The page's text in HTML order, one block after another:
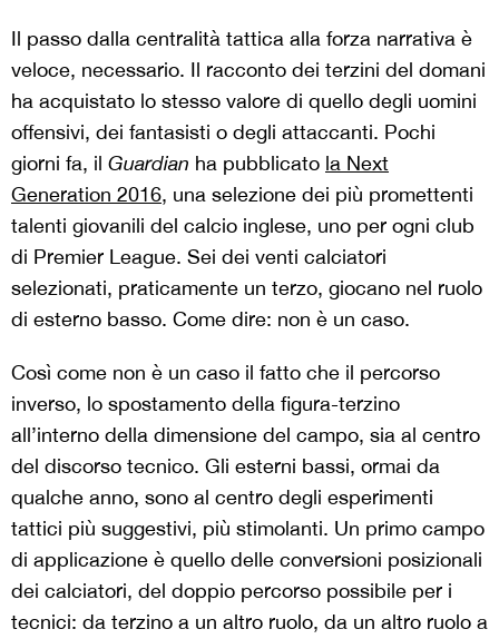
Il passo dalla centralità tattica alla forza narrativa è
veloce, necessario. Il racconto dei terzini del domani
ha acquistato lo stesso valore di quello degli uomini
offensivi, dei fantasisti o degli attaccanti. Pochi
giorni fa, il Guardian ha pubblicato la Next
Generation 2016, una selezione dei più promettenti
talenti giovanili del calcio inglese, uno per ogni club
di Premier League. Sei dei venti calciatori
selezionati, praticamente un terzo, giocano nel ruolo
di esterno basso. Come dire: non è un caso.
Così come non è un caso il fatto che il percorso
inverso, lo spostamento della figura-terzino
all’interno della dimensione del campo, sia al centro
del discorso tecnico. Gli esterni bassi, ormai da
qualche anno, sono al centro degli esperimenti
tattici più suggestivi, più stimolanti. Un primo campo
di applicazione è quello delle conversioni posizionali
dei calciatori, del doppio percorso possibile per i
tecnici: da terzino a un altro ruolo, da un altro ruolo a